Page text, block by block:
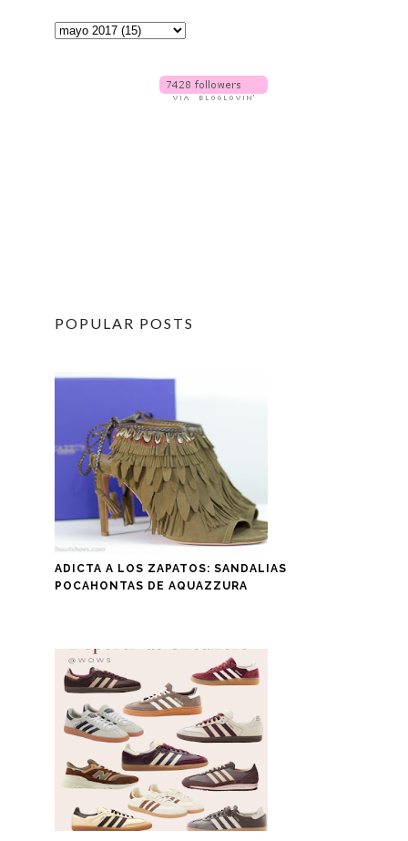
POPULAR POSTS
ADICTA A LOS ZAPATOS: SANDALIAS
POCAHONTAS DE AQUAZZURA